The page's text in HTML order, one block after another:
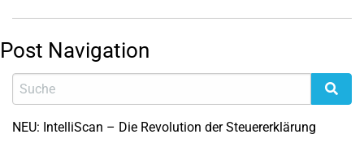
Post Navigation
NEU: IntelliScan – Die Revolution der Steuererklärung